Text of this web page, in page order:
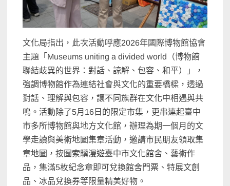
文化局指出，此次活動呼應2026年國際博物館協會
主題「 Museums uniting a divided world（博物館
聯結歧異的世界：對話、諒解、包容、和平）」
，
強調博物館作為連結社會與文化的重要橋樑，透過
對話、 理解與包容，讓不同族群在文化中相遇與共
鳴。 活動除了5月16日的限定市集， 更串連起臺中
市多所博物館與地方文化館，辦理為期一個月的文
學走讀與美術地圖集章活動，邀請市民朋友領取集
章地圖，按圖索驥漫遊臺中市文化館舍、 藝術作
品，集滿5枚紀念章即可兌換館舍門票、特展文創
品、冰品兌換券等限量精美好物。